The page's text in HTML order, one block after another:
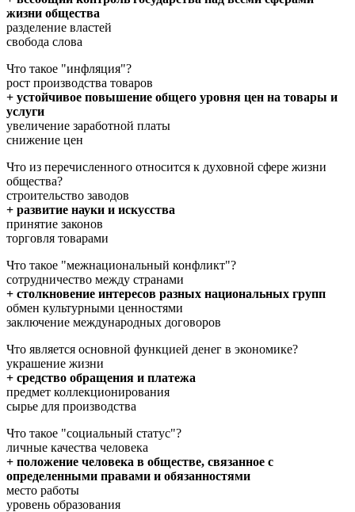
жизни общества
разделение властей
свобода слова
Что такое "инфляция"?
рост производства товаров
+ устойчивое повышение общего уровня цен на товары и
услуги
увеличение заработной платы
снижение цен
Что из перечисленного относится к духовной сфере жизни
общества?
строительство заводов
+ развитие науки и искусства
принятие законов
торговля товарами
Что такое "межнациональный конфликт"?
сотрудничество между странами
+ столкновение интересов разных национальных групп
обмен культурными ценностями
заключение международных договоров
Что является основной функцией денег в экономике?
украшение жизни
+ средство обращения и платежа
предмет коллекционирования
сырье для производства
Что такое "социальный статус"?
личные качества человека
+ положение человека в обществе, связанное с
определенными правами и обязанностями
место работы
уровень образования